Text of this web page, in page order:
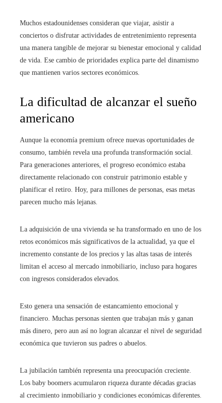
Muchos estadounidenses consideran que viajar, asistir a
conciertos o disfrutar actividades de entretenimiento representa
una manera tangible de mejorar su bienestar emocional y calidad
de vida. Ese cambio de prioridades explica parte del dinamismo
que mantienen varios sectores económicos.
La dificultad de alcanzar el sueño
americano
Aunque la economía premium ofrece nuevas oportunidades de
consumo, también revela una profunda transformación social.
Para generaciones anteriores, el progreso económico estaba
directamente relacionado con construir patrimonio estable y
planificar el retiro. Hoy, para millones de personas, esas metas
parecen mucho más lejanas.
La adquisición de una vivienda se ha transformado en uno de los
retos económicos más significativos de la actualidad, ya que el
incremento constante de los precios y las altas tasas de interés
limitan el acceso al mercado inmobiliario, incluso para hogares
con ingresos considerados elevados.
Esto genera una sensación de estancamiento emocional y
financiero. Muchas personas sienten que trabajan más y ganan
más dinero, pero aun así no logran alcanzar el nivel de seguridad
económica que tuvieron sus padres o abuelos.
La jubilación también representa una preocupación creciente.
Los baby boomers acumularon riqueza durante décadas gracias
al crecimiento inmobiliario y condiciones económicas diferentes.